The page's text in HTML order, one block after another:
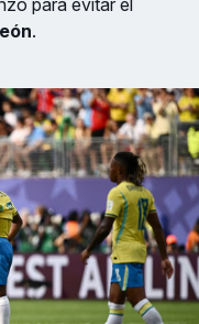
para evitar el
.